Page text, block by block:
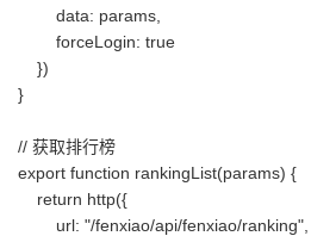
data: params,
forceLogin: true
})
}
// 获取排行榜
export function rankingList(params) {
return http({
url: "/fenxiao/api/fenxiao/ranking",